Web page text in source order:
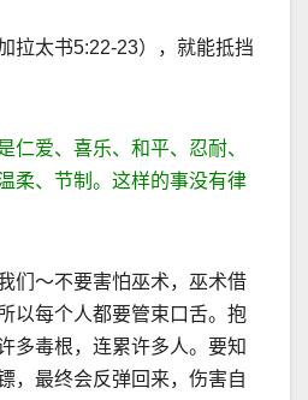
拉太书5:22-23），就能抵挡
仁爱、喜乐、和平、忍耐、
柔、节制。这样的事没有律
们～不要害怕巫术，巫术借
以每个人都要管束口舌。抱
多毒根，连累许多人。要知
，最终会反弹回来，伤害自